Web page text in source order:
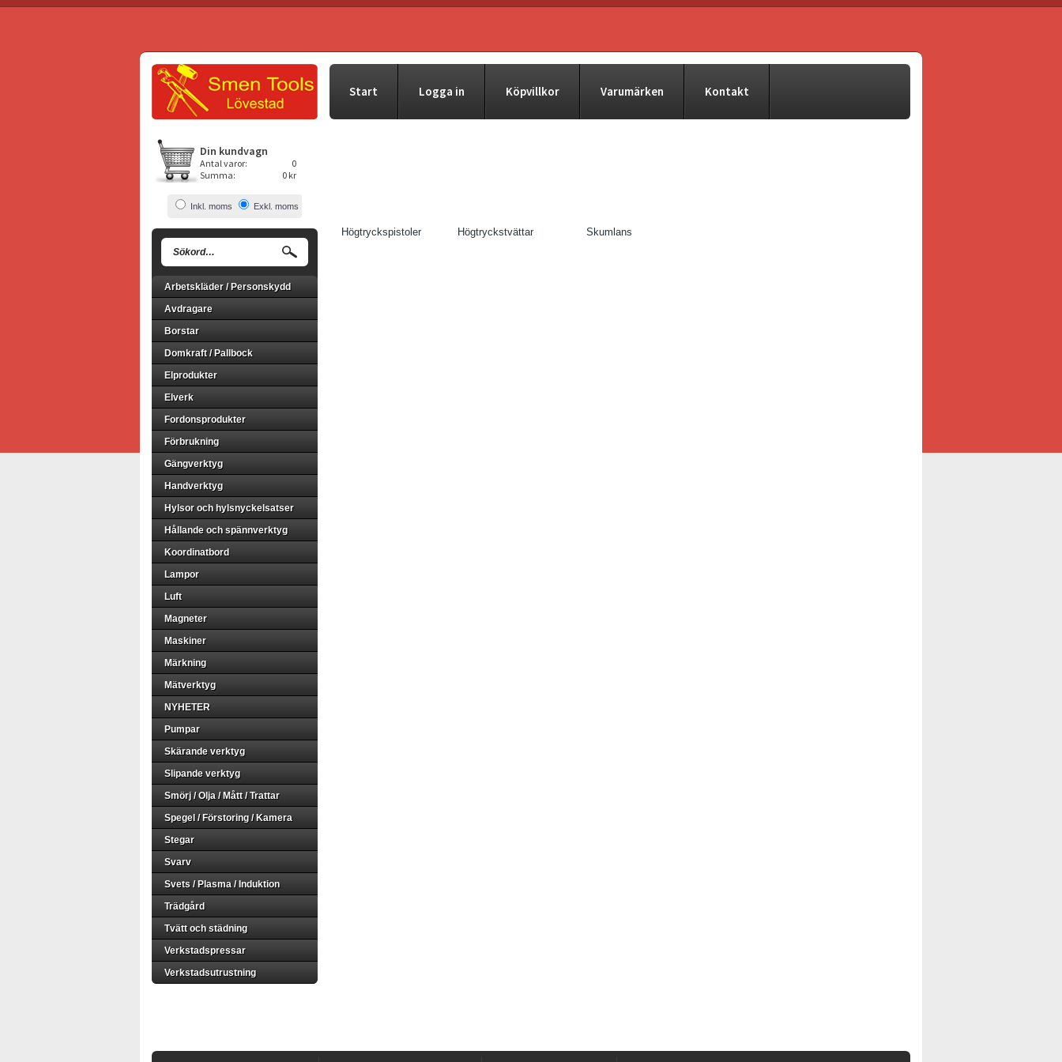
Start Logga in Köpvillkor Varumärken Kontakt
Din kundvagn
Antal varor:
0
Summa:
0 kr
Inkl. moms Exkl. moms
Arbetskläder / Personskydd
Avdragare
Borstar
Domkraft / Pallbock
Elprodukter
Elverk
Fordonsprodukter
Förbrukning
Gängverktyg
Handverktyg
Hylsor och hylsnyckelsatser
Hållande och spännverktyg
Koordinatbord
Lampor
Luft
Magneter
Maskiner
Märkning
Mätverktyg
NYHETER
Pumpar
Skärande verktyg
Slipande verktyg
Smörj / Olja / Mått / Trattar
Spegel / Förstoring / Kamera
Stegar
Svarv
Svets / Plasma / Induktion
Trädgård
Tvätt och städning
Verkstadspressar
Verkstadsutrustning
Högtryckspistoler Högtryckstvättar Skumlans